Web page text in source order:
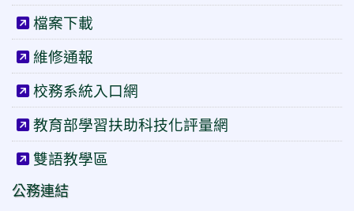
檔案下載
維修通報
校務系統入口網
教育部學習扶助科技化評量網
雙語教學區
公務連結